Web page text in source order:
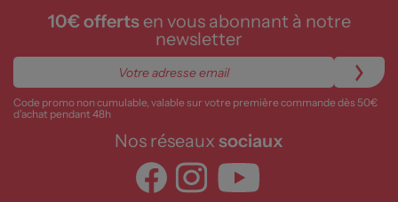
10€ offertsen vous abonnant à notre
newsletter
Code promo non cumulable, valable sur votre première commande dès 50€
d’achat pendant 48h
Nos réseaux sociaux